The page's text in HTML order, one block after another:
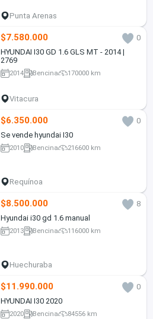
Punta Arenas
$7.580.000
0
HYUNDAI I30 GD 1.6 GLS MT - 2014 |
2769
2014 Bencina 170000 km
Vitacura
$6.350.000
0
Se vende hyundai I30
2010 Bencina 216600 km
Requínoa
$8.500.000
8
Hyundai i30 gd 1.6 manual
2013 Bencina 116000 km
Huechuraba
$11.990.000
0
HYUNDAI I30 2020
2020 Bencina 84556 km